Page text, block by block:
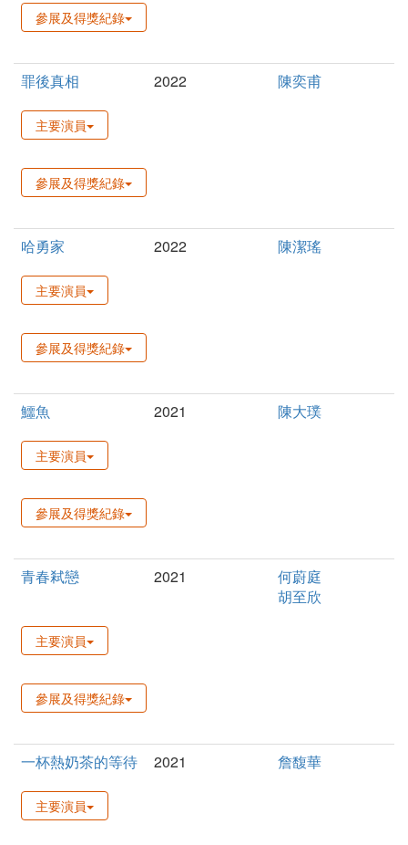
參展及得獎紀錄
罪後真相 2022 陳奕甫
主要演員
參展及得獎紀錄
哈勇家 2022 陳潔瑤
主要演員
參展及得獎紀錄
鱷魚 2021 陳大璞
主要演員
參展及得獎紀錄
青春弒戀 2021
何蔚庭
胡至欣
主要演員
參展及得獎紀錄
一杯熱奶茶的等待 2021 詹馥華
主要演員